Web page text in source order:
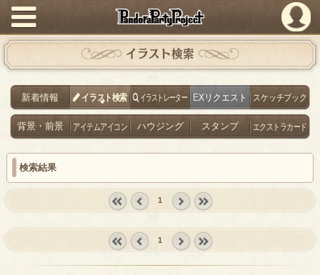
PandoraPartyProject
イラスト検索
新着情報 イラスト検索 イラストレーター EXリクエスト スケッチブック
背景・前景 アイテムアイコン ハウジング スタンプ エクストラカード
検索結果
prev
1
1